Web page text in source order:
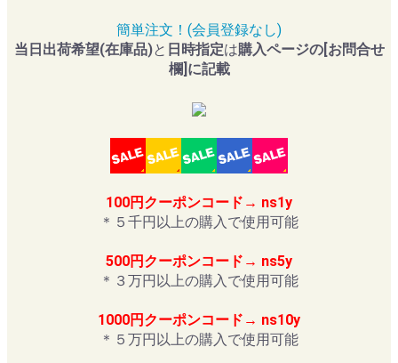
簡単注文！(会員登録なし)
当日出荷希望(在庫品)と 日時指定は購入ページの[お問合せ
欄]に記載
100円クーポンコード→ ns1y
＊５千円以上の購入で使用可能
500円クーポンコード→ ns5y
＊３万円以上の購入で使用可能
1000円クーポンコード→ ns10y
＊５万円以上の購入で使用可能